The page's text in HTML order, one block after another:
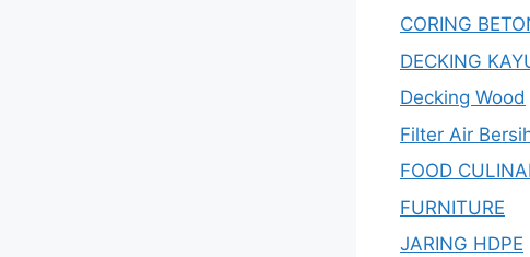
CORING
DECKING
Decking Wood
Filter Air
FOOD
FURNITURE
JARING HDPE